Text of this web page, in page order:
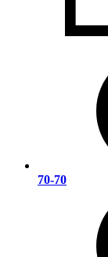
70-70